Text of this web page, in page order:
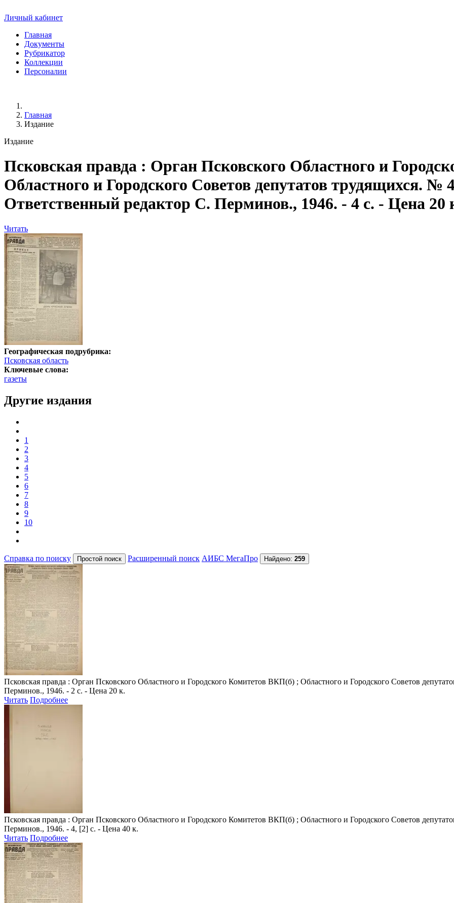
Личный кабинет
Главная
Документы
Рубрикатор
Коллекции
Персоналии
Главная
Издание
Издание
Псковская правда : Орган Псковского Областного и
Областного и Городского Советов депутатов трудящихся. №
Ответственный редактор С. Перминов., 1946. - 4 с. - Цена 20
Читать
Географическая подрубрика:
Псковская область
Ключевые слова:
газеты
Другие издания
1
2
3
4
5
6
7
8
9
10
Справка по поиску Расширенный поиск АИБС МегаПро Найдено: 259
Псковская правда : Орган Псковского Областного и Городского Комитетов ВКП(б) ; Областного и Городского Советов
Перминов., 1946. - 2 с. - Цена 20 к.
Читать Подробнее
Псковская правда : Орган Псковского Областного и Городского Комитетов ВКП(б) ; Областного и Городского Советов
Перминов., 1946. - 4, [2] с. - Цена 40 к.
Читать Подробнее